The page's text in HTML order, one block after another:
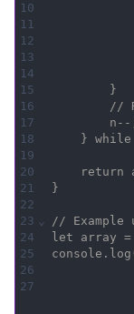
10
11
12
13
14
15
16
17
18
19
20
21
22
23
24
25
26
27
⌄
        }
//
n--
} while
return
}
// Example
let array =